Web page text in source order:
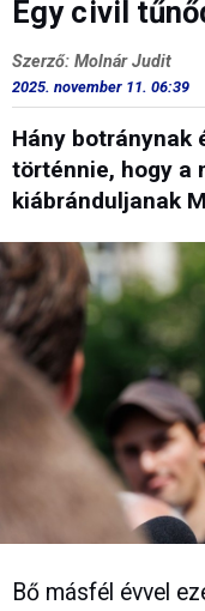
Egy civil
Szerző: Molnár Judit
2025. november 11. 06:39
Hány botránynak
történnie, hogy a
kiábránduljanak
Bő másfél évvel